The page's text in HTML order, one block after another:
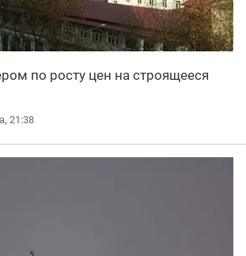
по росту цен на строящееся
21:38